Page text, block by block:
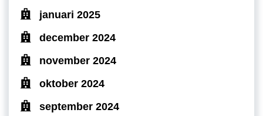
januari 2025
december 2024
november 2024
oktober 2024
september 2024